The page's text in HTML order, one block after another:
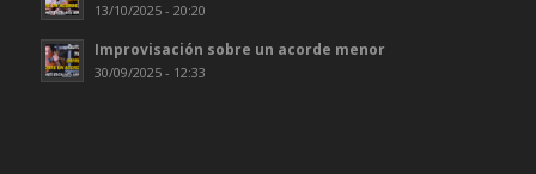
13/10/2025 - 20:20
Improvisación sobre un acorde menor
30/09/2025 - 12:33